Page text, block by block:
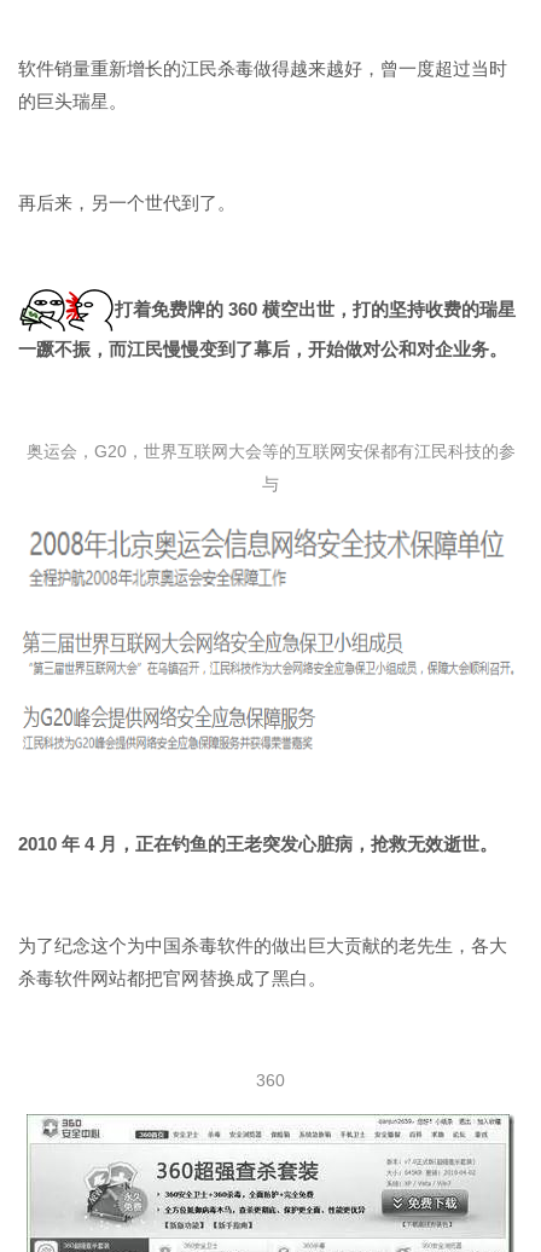
软件销量重新增长的江民杀毒做得越来越好，曾一度超过当时
的巨头瑞星。
再后来，另一个世代到了。
打着免费牌的 360 横空出世，打的坚持收费的瑞星
一蹶不振，而江民慢慢变到了幕后，开始做对公和对企业务。
奥运会，G20，世界互联网大会等的互联网安保都有江民科技的参
与
2010 年 4 月，正在钓鱼的王老突发心脏病，抢救无效逝世。
为了纪念这个为中国杀毒软件的做出巨大贡献的老先生，各大
杀毒软件网站都把官网替换成了黑白。
360